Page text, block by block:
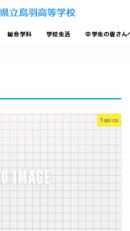
総合学科 学校生活 中学生の皆さん
Topics